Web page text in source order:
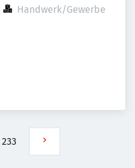
Handwerk/Gewerbe
233